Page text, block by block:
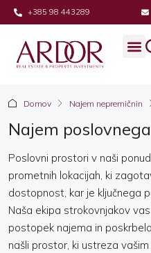
+385 98 443289
Domov Najem nepremičnin
Najem
Poslovni prostori v naši
prometnih lokacijah, ki
dostopnost, kar je ključnega
Naša ekipa strokovnjakov
postopek najema in
našli prostor, ki ustreza